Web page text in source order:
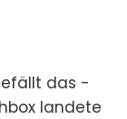
das -
landete